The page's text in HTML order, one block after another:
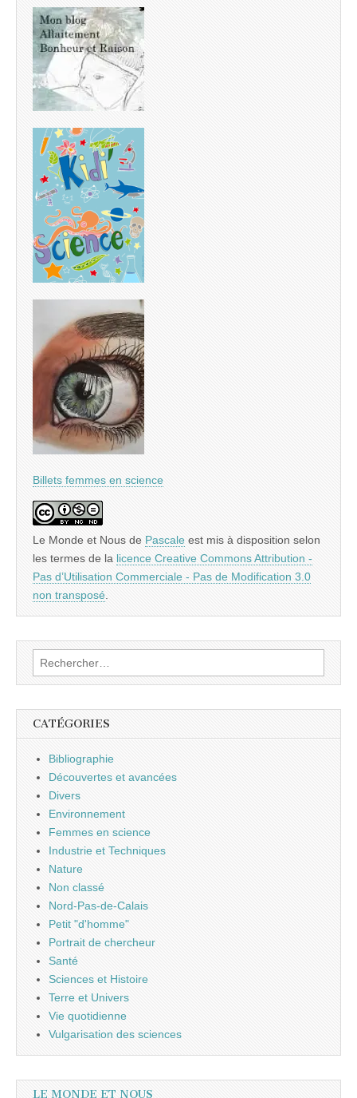
Billets femmes en science
Le Monde et Nous de Pascale est mis à disposition selon
les termes de la licence Creative Commons Attribution -
Pas d’Utilisation Commerciale - Pas de Modification 3.0
non transposé
Rechercher :
CATÉGORIES
Bibliographie
Découvertes et avancées
Divers
Environnement
Femmes en science
Industrie et Techniques
Nature
Non classé
Nord-Pas-de-Calais
Petit "d'homme"
Portrait de chercheur
Santé
Sciences et Histoire
Terre et Univers
Vie quotidienne
Vulgarisation des sciences
LE MONDE ET NOUS